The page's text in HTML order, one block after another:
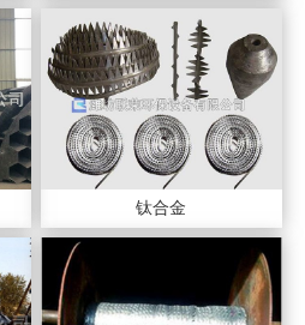
钛合金